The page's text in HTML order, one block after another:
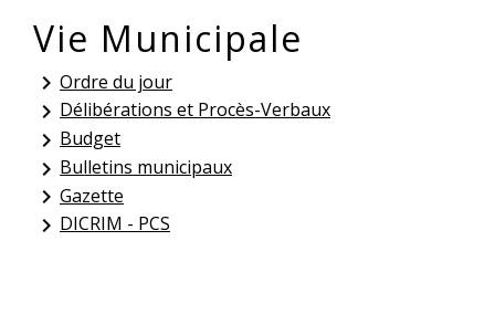
Vie Municipale
keyboard_arrow_right Ordre du jour
keyboard_arrow_right Délibérations et Procès-Verbaux
keyboard_arrow_right Budget
keyboard_arrow_right Bulletins municipaux
keyboard_arrow_right Gazette
keyboard_arrow_right DICRIM - PCS